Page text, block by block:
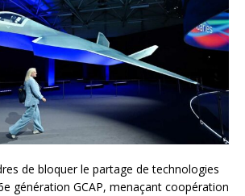
de bloquer le partage de technologies
génération GCAP, menaçant coopération